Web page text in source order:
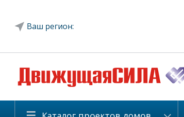
Ваш регион: